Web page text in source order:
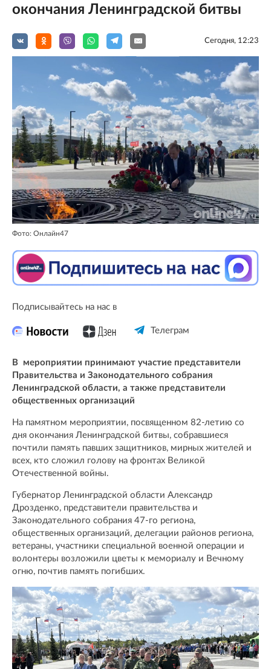
окончания Ленинградской битвы
Сегодня, 12:23
Фото: Онлайн47
Подписывайтесь на нас в
Телеграм
В мероприятии принимают участие представители
Правительства и Законодательного собрания
Ленинградской области, а также представители
общественных организаций
На памятном мероприятии, посвященном 82-летию со
дня окончания Ленинградской битвы, собравшиеся
почтили память павших защитников, мирных жителей и
всех, кто сложил голову на фронтах Великой
Отечественной войны.
Губернатор Ленинградской области Александр
Дрозденко, представители правительства и
Законодательного собрания 47-го региона,
общественных организаций, делегации районов региона,
ветераны, участники специальной военной операции и
волонтеры возложили цветы к мемориалу и Вечному
огню, почтив память погибших.